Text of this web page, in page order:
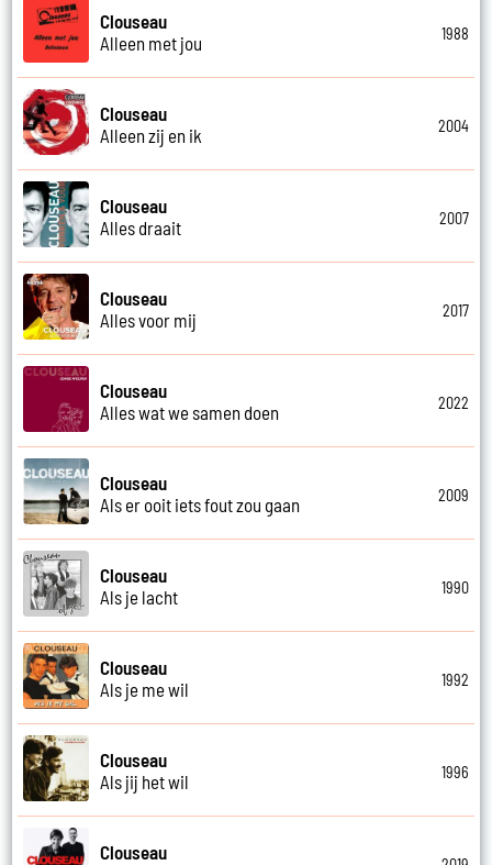
Clouseau
Alleen met jou
1988
Clouseau
Alleen zij en ik
2004
Clouseau
Alles draait
2007
Clouseau
Alles voor mij
2017
Clouseau
Alles wat we samen doen
2022
Clouseau
Als er ooit iets fout zou gaan
2009
Clouseau
Als je lacht
1990
Clouseau
Als je me wil
1992
Clouseau
Als jij het wil
1996
Clouseau